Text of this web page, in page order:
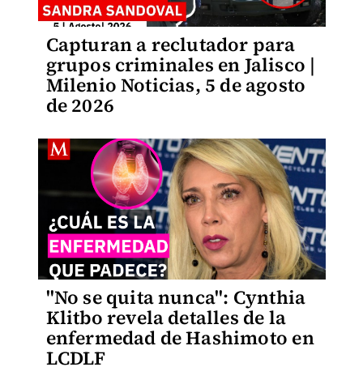
Capturan a reclutador para
grupos criminales en Jalisco |
Milenio Noticias, 5 de agosto
de 2026
"No se quita nunca": Cynthia
Klitbo revela detalles de la
enfermedad de Hashimoto en
LCDLF